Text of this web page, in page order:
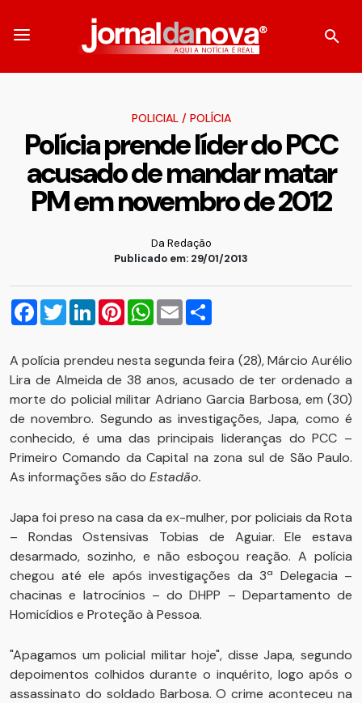
POLICIAL/ POLÍCIA
Polícia prende líder do PCC
acusado de mandar matar
PM em novembro de 2012
Da Redação
Publicado em: 29/01/2013
Facebook
TwitterLinkedInPinterestWhatsApp
Email
A polícia prendeu nesta segunda feira (28), Márcio Aurélio
Lira de Almeida de 38 anos, acusado de ter ordenado a
morte do policial militar Adriano Garcia Barbosa, em (30)
de novembro. Segundo as investigações, Japa, como é
conhecido, é uma das principais lideranças do PCC –
Primeiro Comando da Capital na zona sul de São Paulo.
As informações são do Estadão.
Japa foi preso na casa da ex-mulher, por policiais da Rota
– Rondas Ostensivas Tobias de Aguiar. Ele estava
desarmado, sozinho, e não esboçou reação. A polícia
chegou até ele após investigações da 3ª Delegacia –
chacinas e latrocínios – do DHPP – Departamento de
Homicídios e Proteção à Pessoa.
"Apagamos um policial militar hoje", disse Japa, segundo
depoimentos colhidos durante o inquérito, logo após o
assassinato do soldado Barbosa. O crime aconteceu na